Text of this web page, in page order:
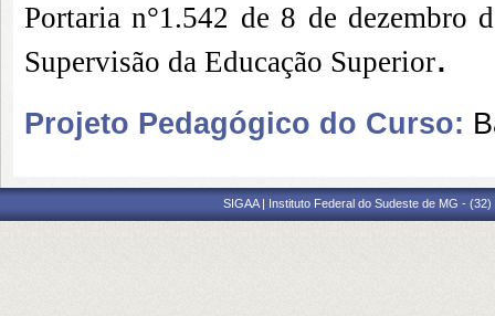
Portaria n°1.542 de 8 de dezembro
Supervisão da Educação Superior.
Projeto Pedagógico do Curso:
SIGAA | Instituto Federal do Sudeste de MG -